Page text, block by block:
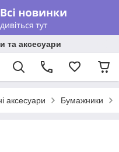
та аксесуари
аксесуари Бумажники